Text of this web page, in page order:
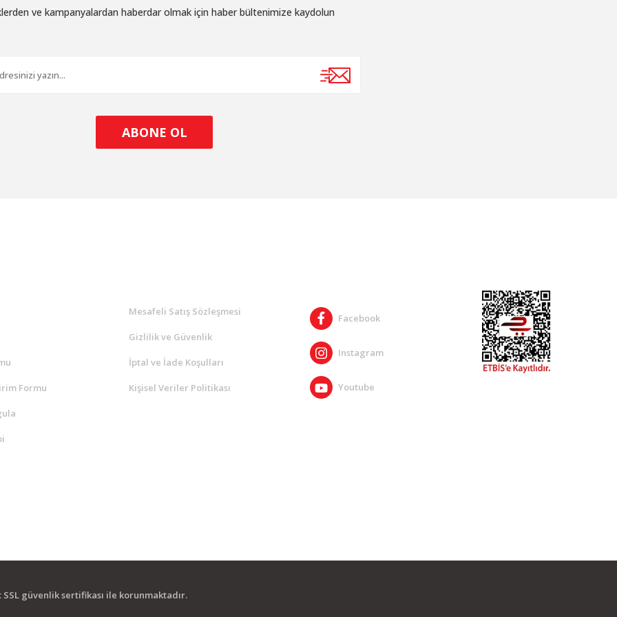
ve kampanyalardan haberdar olmak için haber bültenimize kaydolun
ABONE OL
Formu
Mesafeli Satış Sözleşmesi
Gizlilik ve Güvenlik
İptal ve İade Koşulları
Kişisel Veriler Politikası
Facebook
Instagram
Youtube
güvenlik sertifikası ile korunmaktadır.